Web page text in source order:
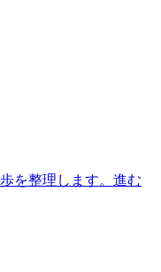
を整理します。 進む